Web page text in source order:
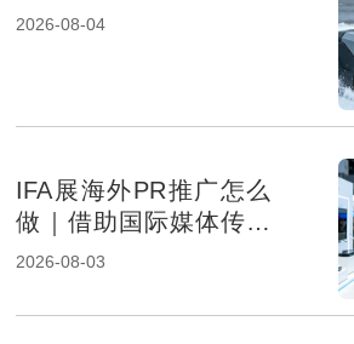
居品牌出海策略）
2026-08-04
IFA展海外PR推广怎么
做｜借助国际媒体传播
提升消费电子品牌影响
2026-08-03